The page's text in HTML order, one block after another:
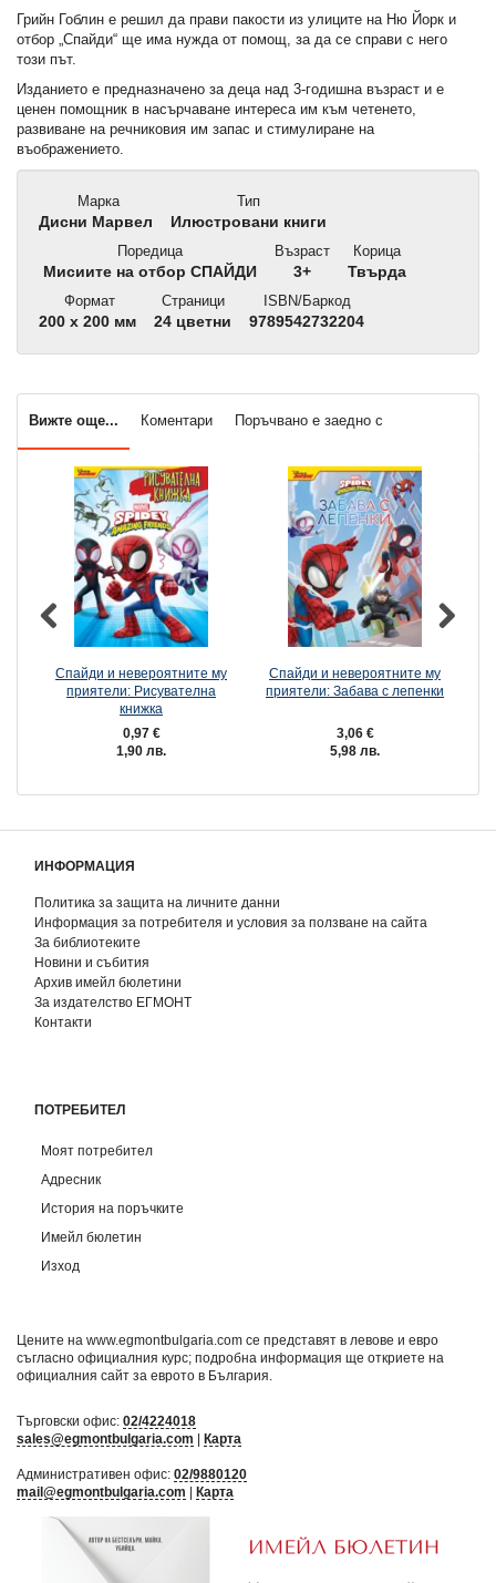
Грийн Гоблин е решил да прави пакости из улиците на Ню Йорк и
отбор „Спайди“ ще има нужда от помощ, за да се справи с него
този път.
Изданието е предназначено за деца над 3-годишна възраст и е
ценен помощник в насърчаване интереса им към четенето,
развиване на речниковия им запас и стимулиране на
въображението.
Марка
Дисни Марвел
Тип
Илюстровани книги
Поредица
Мисиите на отбор СПАЙДИ
Възраст
3+
Корица
Твърда
Формат
200 х 200 мм
Страници
24 цветни
ISBN/Баркод
9789542732204
Вижте още... Коментари Поръчвано е заедно с
Спайди и невероятните му
приятели: Рисувателна
книжка
0,97 €
1,90 лв.
Спайди и невероятните му
приятели: Забава с лепенки
3,06 €
5,98 лв.
ИНФОРМАЦИЯ
Политика за защита на личните данни
Информация за потребителя и условия за ползване на сайта
За библиотеките
Новини и събития
Архив имейл бюлетини
За издателство ЕГМОНТ
Контакти
ПОТРЕБИТЕЛ
Моят потребител
Адресник
История на поръчките
Имейл бюлетин
Изход
Цените на www.egmontbulgaria.com се представят в левове и евро
съгласно официалния курс; подробна информация ще откриете на
официалния сайт за еврото в България
Търговски офис: 02/4224018
sales@egmontbulgaria.com
Карта
Административен офис: 02/9880120
mail@egmontbulgaria.com
Карта